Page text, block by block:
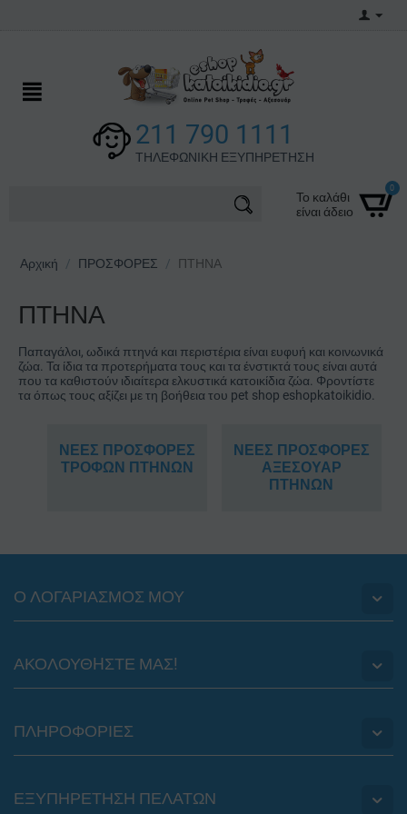
211 790 1111
ΤΗΛΕΦΩΝΙΚΗ ΕΞΥΠΗΡΕΤΗΣΗ
Το καλάθι
είναι άδειο
0
Αρχική / ΠΡΟΣΦΟΡΕΣ / ΠΤΗΝΑ
ΠΤΗΝΑ
Παπαγάλοι, ωδικά πτηνά και περιστέρια είναι ευφυή και κοινωνικά
ζώα. Τα ίδια τα προτερήματα τους και τα ένστικτά τους είναι αυτά
που τα καθιστούν ιδιαίτερα ελκυστικά κατοικίδια ζώα. Φροντίστε
τα όπως τους αξίζει με τη βοήθεια του pet shop eshopkatoikidio.
ΝΕΕΣ ΠΡΟΣΦΟΡΕΣ
ΤΡΟΦΩΝ ΠΤΗΝΩΝ
ΝΕΕΣ ΠΡΟΣΦΟΡΕΣ
ΑΞΕΣΟΥΑΡ
ΠΤΗΝΩΝ
Ο ΛΟΓΑΡΙΑΣΜΟΣ ΜΟΥ
ΑΚΟΛΟΥΘHΣΤΕ ΜΑΣ!
ΠΛΗΡΟΦΟΡΙΕΣ
ΕΞΥΠΗΡΕΤΗΣΗ ΠΕΛΑΤΩΝ